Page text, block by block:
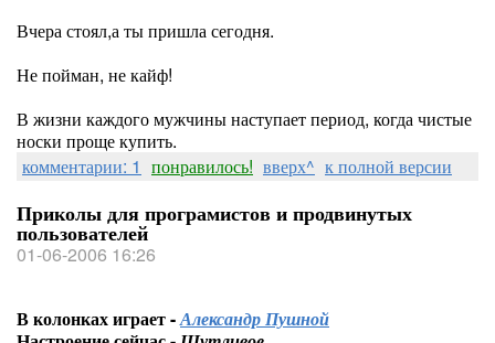
Вчера стоял,а ты пришла сегодня.
Не пойман, не кайф!
В жизни каждого мужчины наступает период, когда чистые
носки проще купить.
комментарии: 1 понравилось! вверх^ к полной версии
Приколы для програмистов и продвинутых
пользователей
01-06-2006 16:26
В колонках играет -Александр Пушной